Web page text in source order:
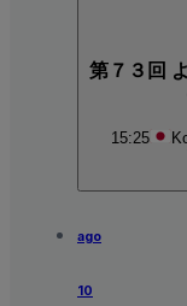
第７３回
15:25
ago
10